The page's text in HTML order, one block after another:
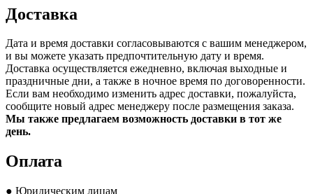
Доставка
Дата и время доставки согласовываются с вашим менеджером,
и вы можете указать предпочтительную дату и время.
Доставка осуществляется ежедневно, включая выходные и
праздничные дни, а также в ночное время по договоренности.
Если вам необходимо изменить адрес доставки, пожалуйста,
сообщите новый адрес менеджеру после размещения заказа.
Мы также предлагаем возможность доставки в тот же
день.
Оплата
● Юридическим лицам